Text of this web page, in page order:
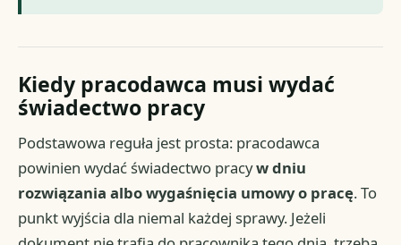
Kiedy pracodawca musi wydać
świadectwo pracy
Podstawowa reguła jest prosta: pracodawca
powinien wydać świadectwo pracyw dniu
rozwiązania albo wygaśnięcia umowy o pracę. To
punkt wyjścia dla niemal każdej sprawy. Jeżeli